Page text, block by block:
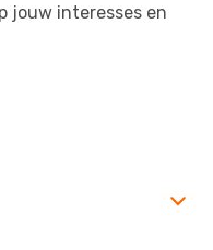
jouw interesses en